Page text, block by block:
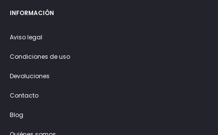
INFORMACIÓN
Aviso legal
Condiciones de uso
Devoluciones
Contacto
Blog